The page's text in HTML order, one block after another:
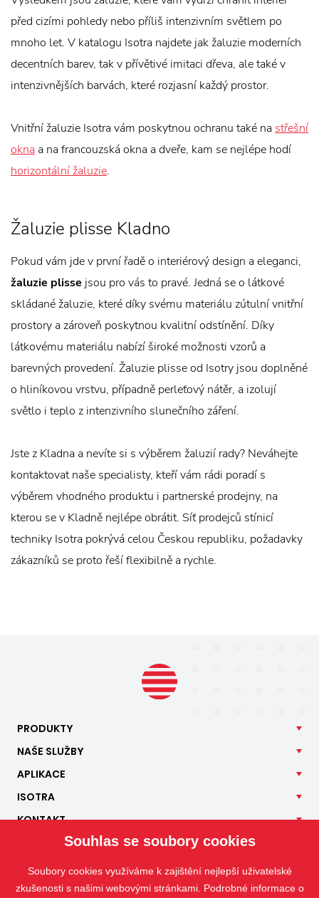
před cizími pohledy nebo příliš intenzivním světlem po
mnoho let. V katalogu Isotra najdete jak žaluzie moderních
decentních barev, tak v přívětivé imitaci dřeva, ale také v
intenzivnějších barvách, které rozjasní každý prostor.
Vnitřní žaluzie Isotra vám poskytnou ochranu také na střešní
okna a na francouzská okna a dveře, kam se nejlépe hodí
horizontální žaluzie.
Žaluzie plisse Kladno
Pokud vám jde v první řadě o interiérový design a eleganci,
žaluzie plisse jsou pro vás to pravé. Jedná se o látkové
skládané žaluzie, které díky svému materiálu zútulní vnitřní
prostory a zároveň poskytnou kvalitní odstínění. Díky
látkovému materiálu nabízí široké možnosti vzorů a
barevných provedení. Žaluzie plisse od Isotry jsou doplněné
o hliníkovou vrstvu, případně perleťový nátěr, a izolují
světlo i teplo z intenzivního slunečního záření.
Jste z Kladna a nevíte si s výběrem žaluzií rady? Neváhejte
kontaktovat naše specialisty, kteří vám rádi poradí s
výběrem vhodného produktu i partnerské prodejny, na
kterou se v Kladně nejlépe obrátit. Síť prodejců stínicí
techniky Isotra pokrývá celou Českou republiku, požadavky
zákazníků se proto řeší flexibilně a rychle.
PRODUKTY
NAŠE SLUŽBY
APLIKACE
ISOTRA
KONTAKT
Souhlas se soubory cookies
Soubory cookies využíváme k zajištění nejlepší uživatelské
zkušenosti s našimi webovými stránkami. Podrobné informace o